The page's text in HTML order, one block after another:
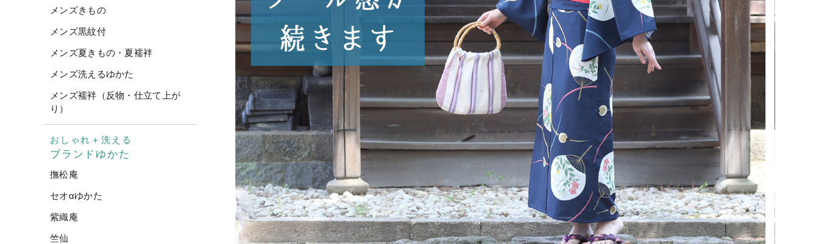
メンズきもの
メンズ黒紋付
メンズ夏きもの・夏襦袢
メンズ洗えるゆかた
メンズ襦袢（反物・仕立て上が
り）
おしゃれ＋洗える
ブランドゆかた
撫松庵
セオαゆかた
紫織庵
竺仙